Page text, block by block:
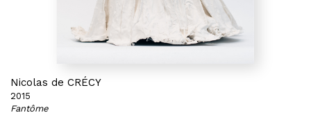
Nicolas de CRÉCY
2015
Fantôme